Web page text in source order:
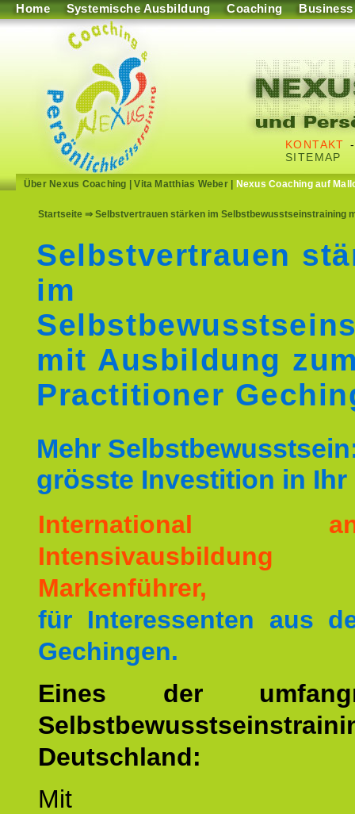
Home Systemische Ausbildung Coaching Business
KONTAKT
SITEMAP
Über Nexus Coaching |Vita Matthias Weber| Nexus Coaching auf
Startseite ⇒ Selbstvertrauen stärken im Selbstbewusstseinstraining
Selbstvertrauen
im
mit Ausbildung
Practitioner
Mehr
grösste Investition in Ihr
International
Markenführer,
für Interessenten aus
Gechingen.
Eines der
Deutschland:
Mit